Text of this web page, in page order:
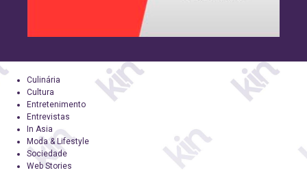
Culinária
Cultura
Entretenimento
Entrevistas
In Asia
Moda & Lifestyle
Sociedade
Web Stories